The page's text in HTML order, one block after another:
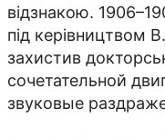
відзнакою.
під керівництвом
захистив
сочетательной
звуковые